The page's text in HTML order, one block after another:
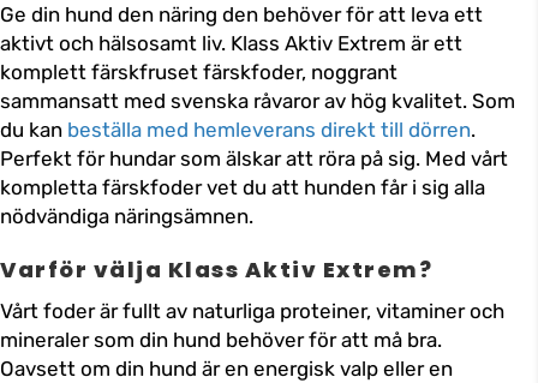
Ge din hund den näring den behöver för att leva ett
aktivt och hälsosamt liv. Klass Aktiv Extrem är ett
komplett färskfruset färskfoder, noggrant
sammansatt med svenska råvaror av hög kvalitet. Som
du kan beställa med hemleverans direkt till dörren.
Perfekt för hundar som älskar att röra på sig. Med vårt
kompletta färskfoder vet du att hunden får i sig alla
nödvändiga näringsämnen.
Varför välja Klass Aktiv Extrem?
Vårt foder är fullt av naturliga proteiner, vitaminer och
mineraler som din hund behöver för att må bra.
Oavsett om din hund är en energisk valp eller en